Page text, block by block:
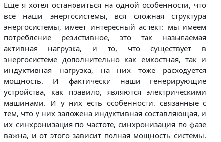
Еще я хотел остановиться на одной особенности, что
все наши энергосистемы, вся сложная структура
энергосистемы, имеет интересный аспект: мы имеем
потребление резистивное, это так называемая
активная нагрузка, и то, что существует в
энергосистеме дополнительно как емкостная, так и
индуктивная нагрузка, на них тоже расходуется
мощность. И фактически наши генерирующие
устройства, как правило, являются электрическими
машинами. И у них есть особенности, связанные с
тем, что у них заложена индуктивная составляющая, и
их синхронизация по частоте, синхронизация по фазе
важна, и от этого зависит полная мощность системы.